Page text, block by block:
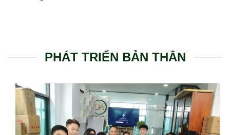
PHÁT TRIỂN BẢN THÂN